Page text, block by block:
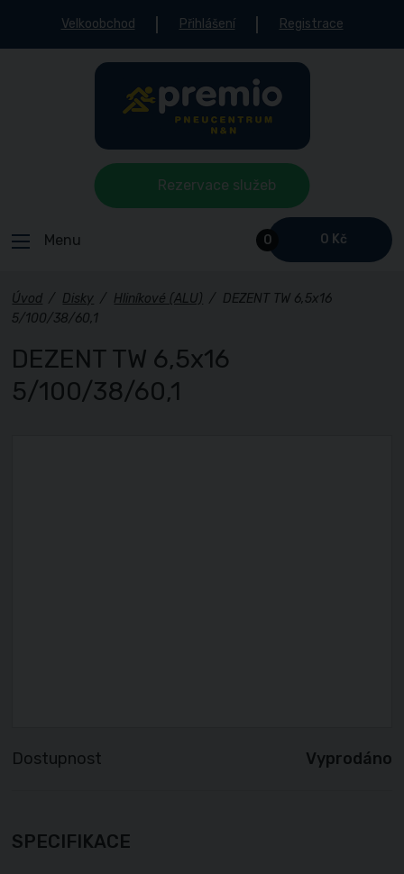
Velkoobchod Přihlášení Registrace
0 0 Kč
Menu
Rezervace služeb
Úvod / Disky / Hliníkové (ALU) / DEZENT TW 6,5x16
5/100/38/60,1
DEZENT TW 6,5x16
5/100/38/60,1
Dostupnost Vyprodáno
SPECIFIKACE